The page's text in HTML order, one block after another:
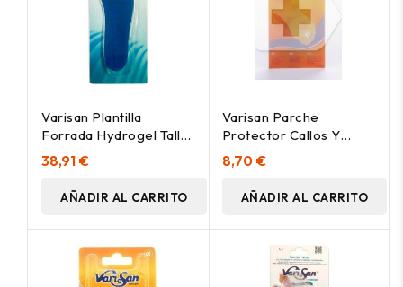
Varisan Plantilla
Forrada Hydrogel Talla
4 (43/44) 2Uds
38,91 €
AÑADIR AL CARRITO
Varisan Parche
Protector Callos Y
Roces, 6 Uds
8,70 €
AÑADIR AL CARRITO